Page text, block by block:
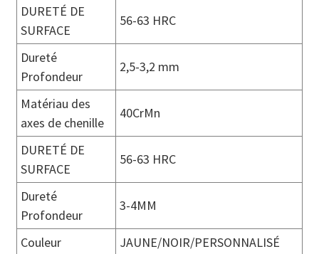
DURETÉ DE
SURFACE
56-63 HRC
Dureté
Profondeur
2,5-3,2 mm
Matériau des
axes de chenille
40CrMn
DURETÉ DE
SURFACE
56-63 HRC
Dureté
Profondeur
3-4MM
Couleur
JAUNE/NOIR/PERSONNALISÉ